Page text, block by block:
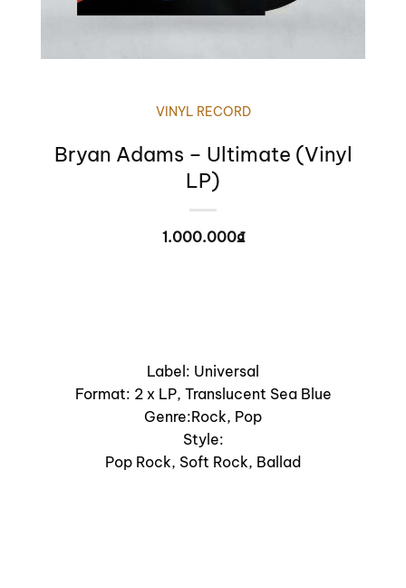
VINYL RECORD
Bryan Adams – Ultimate (Vinyl
LP)
1.000.000₫
Label: Universal
Format: 2 x LP, Translucent Sea Blue
Genre:Rock, Pop
Style:
Pop Rock, Soft Rock, Ballad